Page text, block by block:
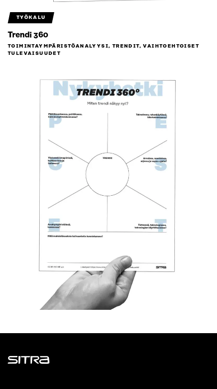
TYÖKALU
Trendi 360
TOIMINTAYMPÄRISTÖ­ANALYYSI, TRENDIT, VAIHTOEHTOISET
TULEVAISUUDET
Sitra